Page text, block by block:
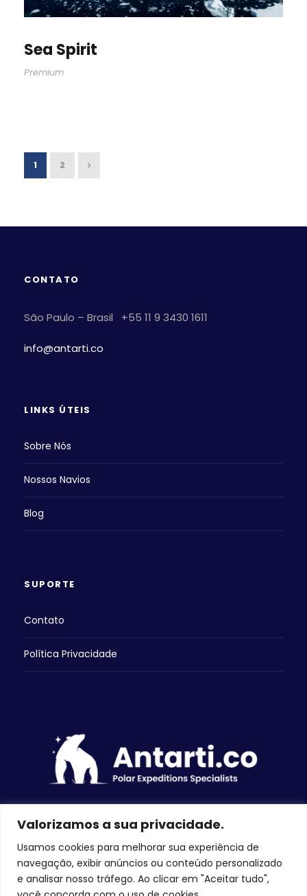
Valorizamos a sua privacidade.
Usamos cookies para melhorar sua experiência de
navegação, exibir anúncios ou conteúdo personalizado
e analisar nosso tráfego. Ao clicar em "Aceitar tudo",
Sea Spirit
Premium
1 2
CONTATO
São Paulo – Brasil +55 11 9 3430 1611
info@antarti.co
LINKS ÚTEIS
Sobre Nós
Nossos Navios
Blog
SUPORTE
Contato
Política Privacidade
DIREITOS RESERVADOS 2026 ANTARTI.CO – SITE
DESENVOLVIDO POR LAFE CREATIVE